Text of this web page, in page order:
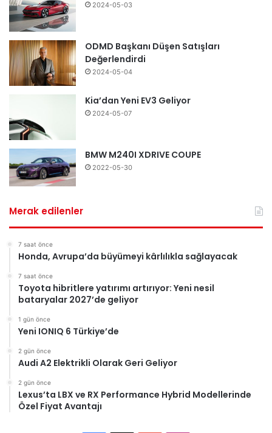
2024-05-03
ODMD Başkanı Düşen Satışları
Değerlendirdi
2024-05-04
Kia’dan Yeni EV3 Geliyor
2024-05-07
BMW M240I XDRIVE COUPE
2022-05-30
Merak edilenler
7 saat önce
Honda, Avrupa’da büyümeyi kârlılıkla sağlayacak
7 saat önce
Toyota hibritlere yatırımı artırıyor: Yeni nesil
bataryalar 2027’de geliyor
1 gün önce
Yeni IONIQ 6 Türkiye’de
2 gün önce
Audi A2 Elektrikli Olarak Geri Geliyor
2 gün önce
Lexus’ta LBX ve RX Performance Hybrid Modellerinde
Özel Fiyat Avantajı